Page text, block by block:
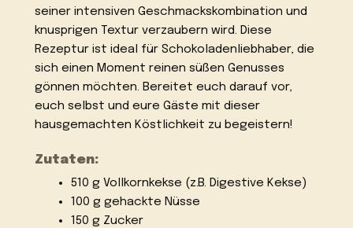
seiner intensiven Geschmackskombination und
knusprigen Textur verzaubern wird. Diese
Rezeptur ist ideal für Schokoladenliebhaber, die
sich einen Moment reinen süßen Genusses
gönnen möchten. Bereitet euch darauf vor,
euch selbst und eure Gäste mit dieser
hausgemachten Köstlichkeit zu begeistern!
Zutaten:
510 g Vollkornkekse (z.B. Digestive Kekse)
100 g gehackte Nüsse
150 g Zucker